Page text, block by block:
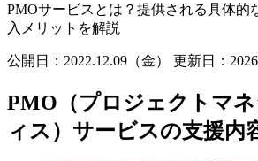
PMOサービスとは？提供される具体的
入メリットを解説
公開日：2022.12.09（金） 更新日：
PMO（プロジェクトマ
ィス）サービスの支援内